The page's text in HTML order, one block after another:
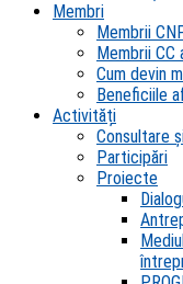
Membri
Membrii
Membrii CC
Cum devin
Beneficiile
Activități
Consultare
Participări
Proiecte